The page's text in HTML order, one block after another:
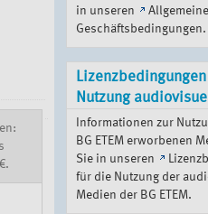
in unseren
Geschäftsbedingungen.
Nutzung
Informationen zur
BG ETEM erworbenen
Sie in unseren
für die Nutzung der
Medien der BG ETEM.